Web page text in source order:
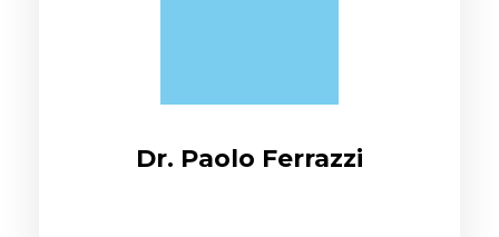
Dr. Paolo Ferrazzi